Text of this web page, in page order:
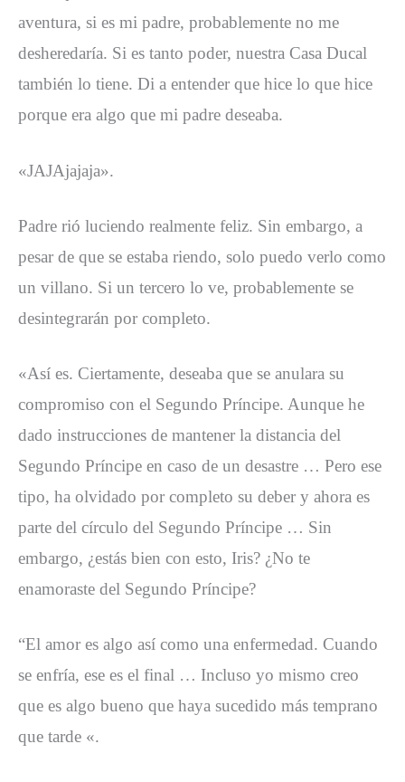
aventura, si es mi padre, probablemente no me
desheredaría. Si es tanto poder, nuestra Casa Ducal
también lo tiene. Di a entender que hice lo que hice
porque era algo que mi padre deseaba.
«JAJAjajaja».
Padre rió luciendo realmente feliz. Sin embargo, a
pesar de que se estaba riendo, solo puedo verlo como
un villano. Si un tercero lo ve, probablemente se
desintegrarán por completo.
«Así es. Ciertamente, deseaba que se anulara su
compromiso con el Segundo Príncipe. Aunque he
dado instrucciones de mantener la distancia del
Segundo Príncipe en caso de un desastre … Pero ese
tipo, ha olvidado por completo su deber y ahora es
parte del círculo del Segundo Príncipe … Sin
embargo, ¿estás bien con esto, Iris? ¿No te
enamoraste del Segundo Príncipe?
“El amor es algo así como una enfermedad. Cuando
se enfría, ese es el final … Incluso yo mismo creo
que es algo bueno que haya sucedido más temprano
que tarde «.